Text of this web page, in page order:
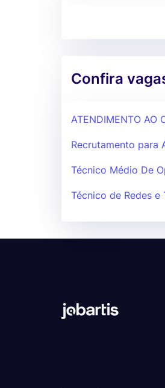
Confira
ATENDIMENTO AO
Recrutamento para
Técnico Médio De
Técnico de Redes e